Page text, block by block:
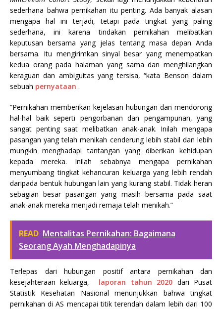
sederhana bahwa pernikahan itu penting. Ada banyak alasan
mengapa hal ini terjadi, tetapi pada tingkat yang paling
sederhana, ini karena tindakan pernikahan melibatkan
keputusan bersama yang jelas tentang masa depan Anda
bersama. Itu mengirimkan sinyal besar yang menempatkan
kedua orang pada halaman yang sama dan menghilangkan
keraguan dan ambiguitas yang tersisa, “kata Benson dalam
sebuah pernyataan .
“Pernikahan memberikan kejelasan hubungan dan mendorong
hal-hal baik seperti pengorbanan dan pengampunan, yang
sangat penting saat melibatkan anak-anak. Inilah mengapa
pasangan yang telah menikah cenderung lebih stabil dan lebih
mungkin menghadapi tantangan yang diberikan kehidupan
kepada mereka. Inilah sebabnya mengapa pernikahan
menyumbang tingkat kehancuran keluarga yang lebih rendah
daripada bentuk hubungan lain yang kurang stabil. Tidak heran
sebagian besar pasangan yang masih bersama pada saat
anak-anak mereka menjadi remaja telah menikah.”
READ Mentalitas Pernikahan: Bagaimana
Seorang Ayah Menghadapinya
Terlepas dari hubungan positif antara pernikahan dan
kesejahteraan keluarga, laporan tahun 2020 dari Pusat
Statistik Kesehatan Nasional menunjukkan bahwa tingkat
pernikahan di AS mencapai titik terendah dalam lebih dari 100